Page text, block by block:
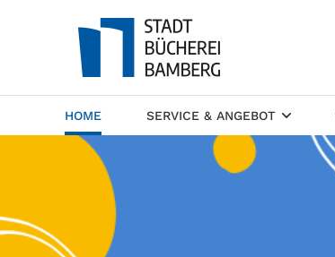
HOME (CURRENT)SERVICE & ANGEBOT